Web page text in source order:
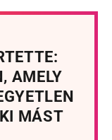
AMELY
MÁST